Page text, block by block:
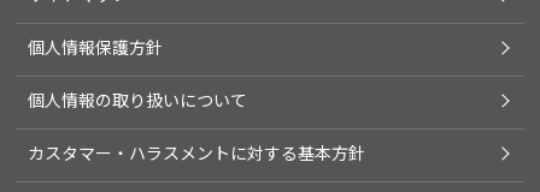
個人情報保護方針
個人情報の取り扱いについて
カスタマー・ハラスメントに対する基本方針